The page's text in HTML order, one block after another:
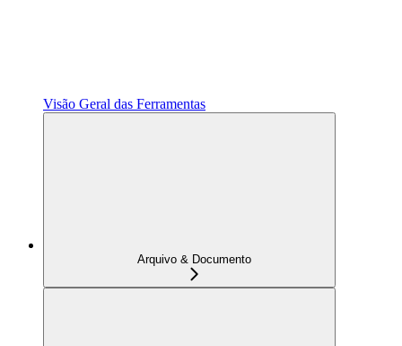
Visão Geral das Ferramentas
Arquivo & Documento